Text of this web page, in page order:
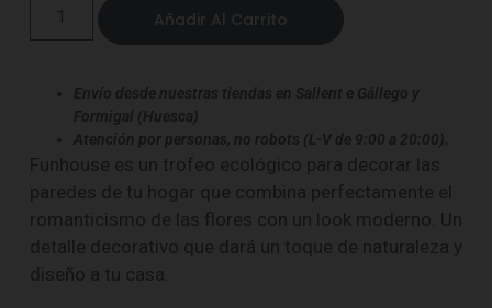
Añadir Al Carrito
Envío desde nuestras tiendas en Sallent e Gállego y
Formigal (Huesca)
Atención por personas, no robots (L-V de 9:00 a 20:00).
Funhouse es un trofeo ecológico para decorar las
paredes de tu hogar que combina perfectamente el
romanticismo de las flores con un look moderno. Un
detalle decorativo que dará un toque de naturaleza y
diseño a tu casa.